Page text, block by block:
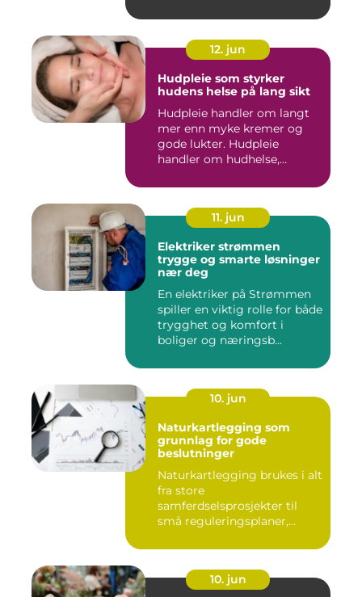
12. jun
Hudpleie som styrker
hudens helse på lang sikt
Hudpleie handler om langt
mer enn myke kremer og
gode lukter. Hudpleie
handler om hudhelse,
11. jun
Elektriker strømmen
trygge og smarte løsninger
nær deg
En elektriker på Strømmen
spiller en viktig rolle for både
trygghet og komfort i
boliger og næringsb...
10. jun
Naturkartlegging som
grunnlag for gode
beslutninger
Naturkartlegging brukes i alt
fra store
samferdselsprosjekter til
små reguleringsplaner,
10. jun